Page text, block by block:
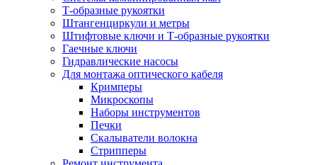
Т-образные рукоятки
Штангенциркули и метры
Штифтовые ключи и Т-образные рукоятки
Гаечные ключи
Гидравлические насосы
Для монтажа оптического кабеля
Кримперы
Микроскопы
Наборы инструментов
Печки
Скалыватели волокна
Стрипперы